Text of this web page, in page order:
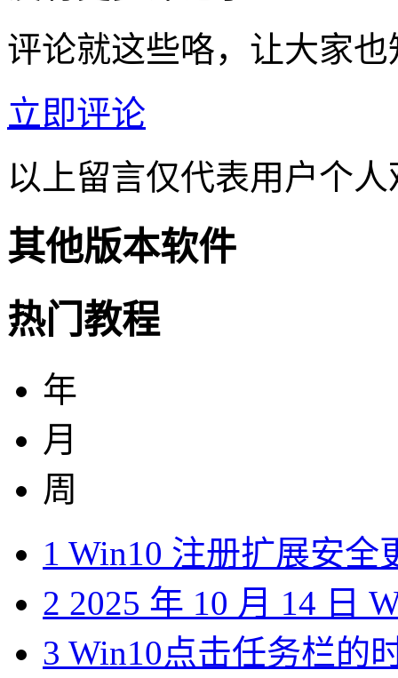
评论就这些咯，让大家
立即评论
以上留言仅代表用户个
其他版本软件
热门教程
年
月
周
1 Win10 注册扩展安全
2 2025 年 10 月 14 日
3 Win10点击任务栏的